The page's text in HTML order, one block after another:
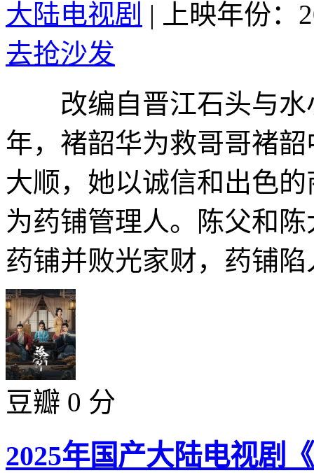
大陆电视剧 |
上映年份：
去抢沙发
改编自晋江石头与
年，褚韶华为救哥哥褚
大顺，她以诚信和出色
为药铺管理人。陈父和
药铺并败光家财，药铺
豆瓣 0 分
2025年国产大陆电视剧